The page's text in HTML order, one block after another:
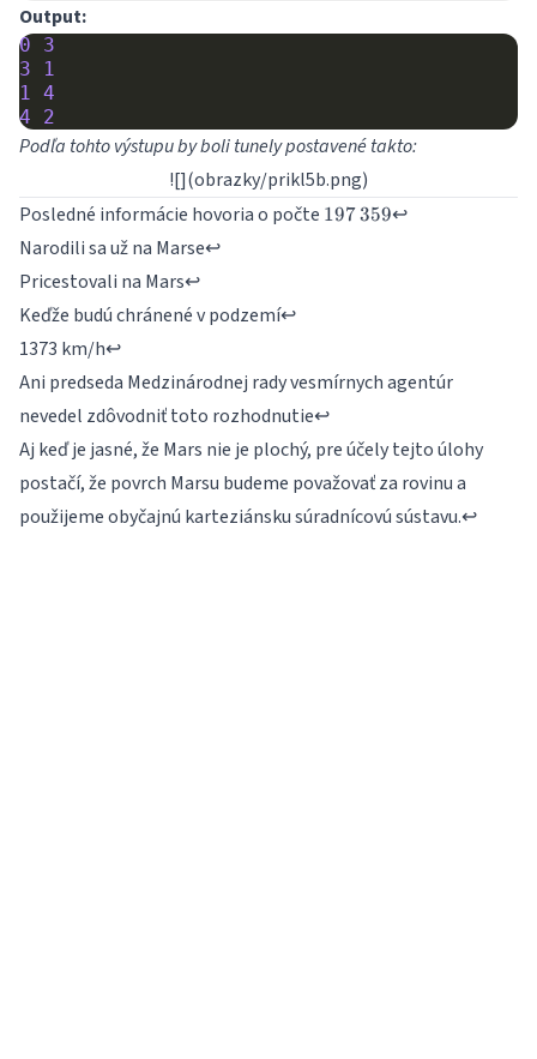
Output:
0
3
3
1
1 4
4
2
Podľa tohto výstupu by boli tunely postavené takto:
![](obrazky/prikl5b.png)
Posledné informácie hovoria o počte 197\,359
197359↩
Narodili sa už na Marse↩
Pricestovali na Mars↩
Keďže budú chránené v podzemí↩
1373 km/h↩
Ani predseda Medzinárodnej rady vesmírnych agentúr
nevedel zdôvodniť toto rozhodnutie↩
Aj keď je jasné, že Mars nie je plochý, pre účely tejto úlohy
postačí, že povrch Marsu budeme považovať za rovinu a
použijeme obyčajnú karteziánsku súradnícovú sústavu.↩